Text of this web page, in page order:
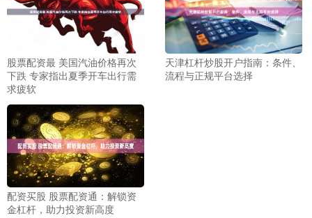
股票配资最 美国汽油价格再次
下跌 专家指出夏季开车出行需
求疲软
天津杠杆炒股开户指南：条件、
流程与正规平台选择
配资买股 股票配资通：解锁资
金杠杆，助力投资新高度